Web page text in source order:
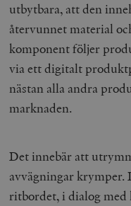
utbytbara, att den
återvunnet material
komponent följer
via ett digitalt
nästan alla andra
marknaden.
Det innebär att
avvägningar krymper.
ritbordet, i dialog